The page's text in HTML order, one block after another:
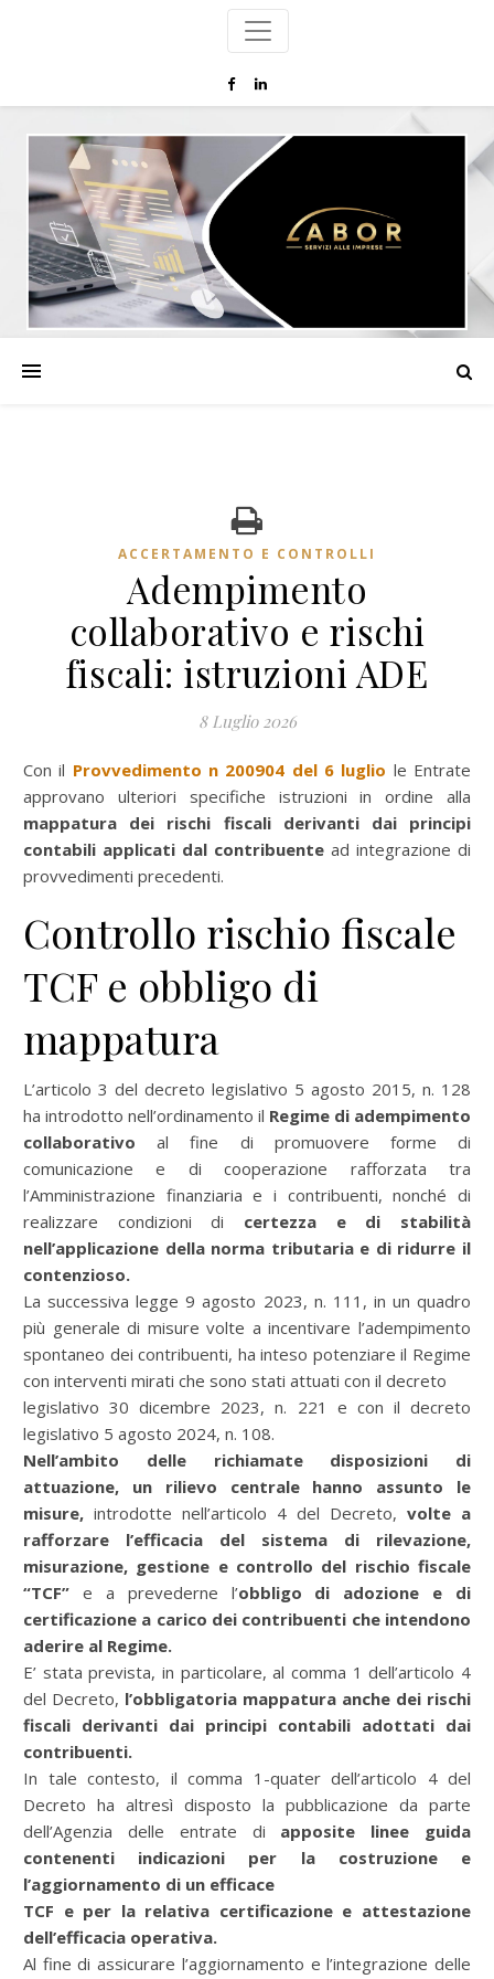
ACCERTAMENTO E CONTROLLI
Adempimento
collaborativo e rischi
fiscali: istruzioni ADE
8 Luglio 2026
Con il Provvedimento n 200904 del 6 luglio le Entrate
approvano ulteriori specifiche istruzioni in ordine alla
mappatura dei rischi fiscali derivanti dai principi
contabili applicati dal contribuente ad integrazione di
provvedimenti precedenti.
Controllo rischio fiscale
TCF e obbligo di
mappatura
L’articolo 3 del decreto legislativo 5 agosto 2015, n. 128
ha introdotto nell’ordinamento il Regime di adempimento
collaborativo al fine di promuovere forme di
comunicazione e di cooperazione rafforzata tra
l’Amministrazione finanziaria e i contribuenti, nonché di
realizzare condizioni di certezza e di stabilità
nell’applicazione della norma tributaria e di ridurre il
contenzioso.
La successiva legge 9 agosto 2023, n. 111, in un quadro
più generale di misure volte a incentivare l’adempimento
spontaneo dei contribuenti, ha inteso potenziare il Regime
con interventi mirati che sono stati attuati con il decreto
legislativo 30 dicembre 2023, n. 221 e con il decreto
legislativo 5 agosto 2024, n. 108.
Nell’ambito delle richiamate disposizioni di
attuazione, un rilievo centrale hanno assunto le
misure, introdotte nell’articolo 4 del Decreto, volte a
rafforzare l’efficacia del sistema di rilevazione,
misurazione, gestione e controllo del rischio fiscale
“TCF” e a prevederne l’obbligo di adozione e di
certificazione a carico dei contribuenti che intendono
aderire al Regime.
E’ stata prevista, in particolare, al comma 1 dell’articolo 4
del Decreto, l’obbligatoria mappatura anche dei rischi
fiscali derivanti dai principi contabili adottati dai
contribuenti.
In tale contesto, il comma 1-quater dell’articolo 4 del
Decreto ha altresì disposto la pubblicazione da parte
dell’Agenzia delle entrate di apposite linee guida
contenenti indicazioni per la costruzione e
l’aggiornamento di un efficace
TCF e per la relativa certificazione e attestazione
dell’efficacia operativa.
Al fine di assicurare l’aggiornamento e l’integrazione delle